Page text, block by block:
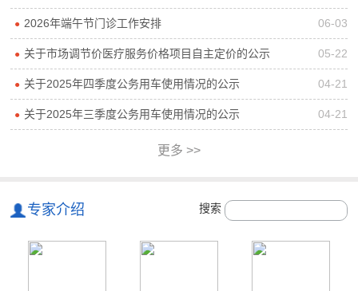
● 2026年端午节门诊工作安排 06-03
● 关于市场调节价医疗服务价格项目自主定价的公示 05-22
● 关于2025年四季度公务用车使用情况的公示 04-21
● 关于2025年三季度公务用车使用情况的公示 04-21
更多 >>
专家介绍 搜索